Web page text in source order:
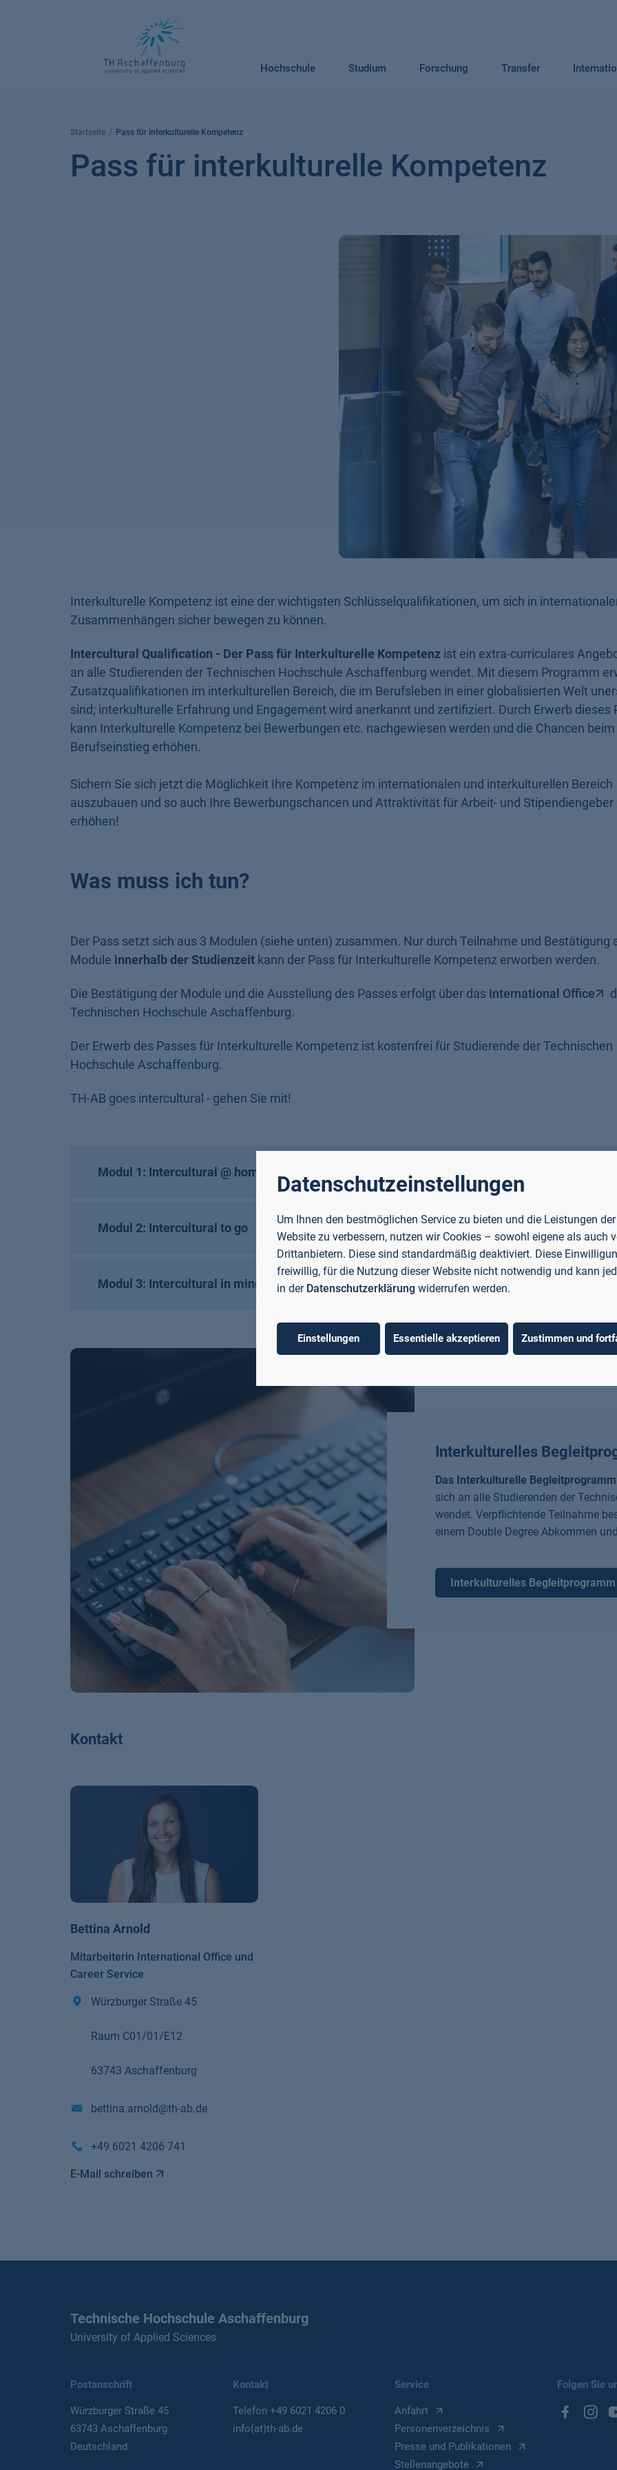
Hochschule Studium Forschung Transfer
Startseite Pass für interkulturelle Kompetenz
Pass für interkulturelle Kompetenz
Interkulturelle Kompetenz ist eine der wichtigsten Schlüsselqualifikationen, um sich in
Zusammenhängen sicher bewegen zu können.
Intercultural Qualification - Der Pass für Interkulturelle Kompetenz ist ein extra-curriculares
an alle Studierenden der Technischen Hochschule Aschaffenburg wendet. Mit diesem Programm
Zusatzqualifikationen im interkulturellen Bereich, die im Berufsleben in einer globalisierten Welt
sind; interkulturelle Erfahrung und Engagement wird anerkannt und zertifiziert. Durch Erwerb dieses
kann Interkulturelle Kompetenz bei Bewerbungen etc. nachgewiesen werden und die Chancen beim
Berufseinstieg erhöhen.
Sichern Sie sich jetzt die Möglichkeit Ihre Kompetenz im internationalen und interkulturellen Bereich
auszubauen und so auch Ihre Bewerbungschancen und Attraktivität für Arbeit- und Stipendiengeber
erhöhen!
Was muss ich tun?
Der Pass setzt sich aus 3 Modulen (siehe unten) zusammen. Nur durch Teilnahme und Bestätigung
Module innerhalb der Studienzeit kann der Pass für Interkulturelle Kompetenz erworben werden.
Die Bestätigung der Module und die Ausstellung des Passes erfolgt über das International Office
Technischen Hochschule Aschaffenburg.
Der Erwerb des Passes für Interkulturelle Kompetenz ist kostenfrei für Studierende der Technischen
Hochschule Aschaffenburg.
TH-AB goes intercultural - gehen Sie mit!
Modul 1: Intercultural @ home
Modul 2: Intercultural to go
Modul 3: Intercultural in mind
Interkulturelles
Das Interkulturelle
sich an alle Studierenden der
wendet. Verpflichtende Teilnahme
einem Double Degree Abkommen
Interkulturelles
Kontakt
Bettina Arnold
Mitarbeiterin International Office und
Career Service
Würzburger Straße 45
Raum C01/01/E12
63743 Aschaffenburg
bettina.arnold@th-ab.de
+49 6021 4206 741
E-Mail schreiben
Technische Hochschule Aschaffenburg
University of Applied Sciences
Postanschrift
Würzburger Straße 45
63743 Aschaffenburg
Deutschland
Kontakt
Telefon +49 6021 4206 0
info(at)th-ab.de
Service
Anfahrt
Personenverzeichnis
Presse und Publikationen
Stellenangebote
Folgen Sie
Datenschutzeinstellungen
Um Ihnen den bestmöglichen Service zu bieten und die Leistungen der
Website zu verbessern, nutzen wir Cookies – sowohl eigene als auch
Drittanbietern. Diese sind standardmäßig deaktiviert. Diese
freiwillig, für die Nutzung dieser Website nicht notwendig und kann
in der Datenschutzerklärung widerrufen werden.
Einstellungen Essentielle akzeptieren Zustimmen und